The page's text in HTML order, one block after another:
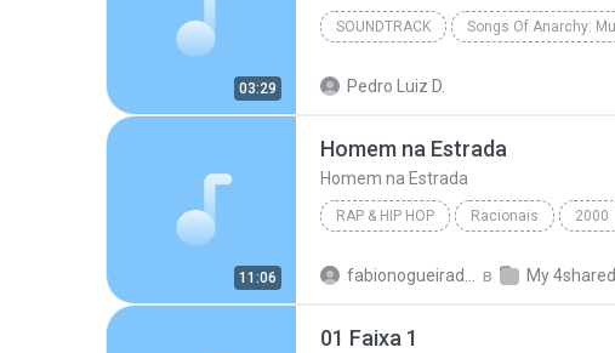
03:29
SOUNDTRACK
Pedro Luiz D.
11:06
Homem na Estrada
Homem na Estrada
RAP & HIP HOP Racionais 2000
в My 4shared
01 Faixa 1